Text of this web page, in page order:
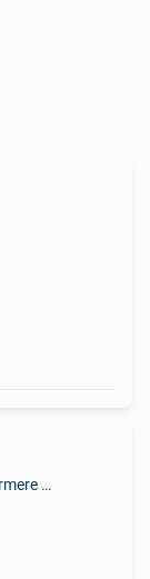
Lokeren+Deel Overmere En Zele